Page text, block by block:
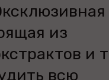
из
и
всю